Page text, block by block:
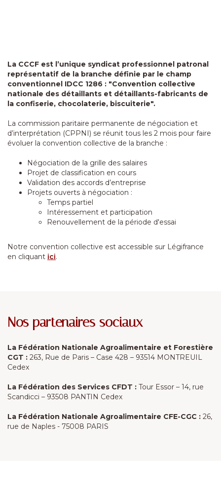
La CCCF est l’unique syndicat professionnel patronal
représentatif de la branche définie par le champ
conventionnel IDCC 1286 : "Convention collective
nationale des détaillants et détaillants-fabricants de
la confiserie, chocolaterie, biscuiterie".
La commission paritaire permanente de négociation et
d’interprétation (CPPNI) se réunit tous les 2 mois pour faire
évoluer la convention collective de la branche :
Négociation de la grille des salaires
Projet de classification en cours
Validation des accords d’entreprise
Projets ouverts à négociation :
Temps partiel
Intéressement et participation
Renouvellement de la période d'essai
Notre convention collective est accessible sur Légifrance
en cliquant ici.
Nos partenaires sociaux
La Fédération Nationale Agroalimentaire et Forestière
CGT : 263, Rue de Paris – Case 428 – 93514 MONTREUIL
Cedex
La Fédération des Services CFDT : Tour Essor – 14, rue
Scandicci – 93508 PANTIN Cedex
La Fédération Nationale Agroalimentaire CFE-CGC : 26,
rue de Naples - 75008 PARIS